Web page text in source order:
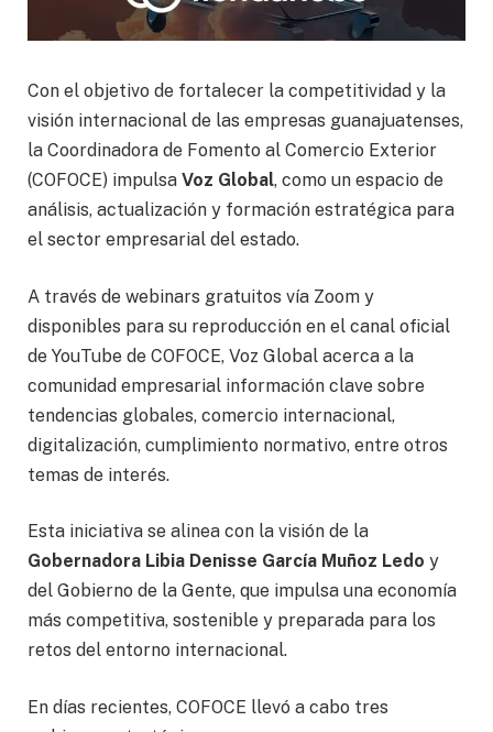
Con el objetivo de fortalecer la competitividad y la
visión internacional de las empresas guanajuatenses,
la Coordinadora de Fomento al Comercio Exterior
(COFOCE) impulsa Voz Global, como un espacio de
análisis, actualización y formación estratégica para
el sector empresarial del estado.
A través de webinars gratuitos vía Zoom y
disponibles para su reproducción en el canal oficial
de YouTube de COFOCE, Voz Global acerca a la
comunidad empresarial información clave sobre
tendencias globales, comercio internacional,
digitalización, cumplimiento normativo, entre otros
temas de interés.
Esta iniciativa se alinea con la visión de la
Gobernadora Libia Denisse García Muñoz Ledo y
del Gobierno de la Gente, que impulsa una economía
más competitiva, sostenible y preparada para los
retos del entorno internacional.
En días recientes, COFOCE llevó a cabo tres